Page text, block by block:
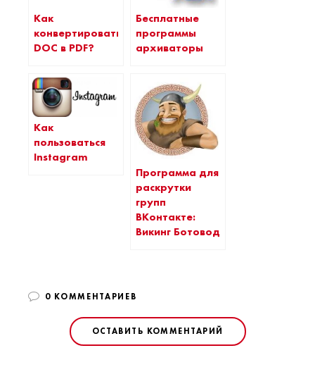
Как
конвертировать
DOC в PDF?
Бесплатные
программы
архиваторы
Как
пользоваться
Instagram
Программа для
раскрутки
групп
ВКонтакте:
Викинг Ботовод
0 КОММЕНТАРИЕВ
ОСТАВИТЬ КОММЕНТАРИЙ